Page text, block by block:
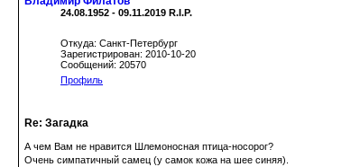
24.08.1952 - 09.11.2019 R.I.P.
Откуда: Санкт-Петербург
Зарегистрирован: 2010-10-20
Сообщений: 20570
Профиль
Re: Загадка
А чем Вам не нравится Шлемоносная птица-носорог?
Очень симпатичный самец (у самок кожа на шее синяя).